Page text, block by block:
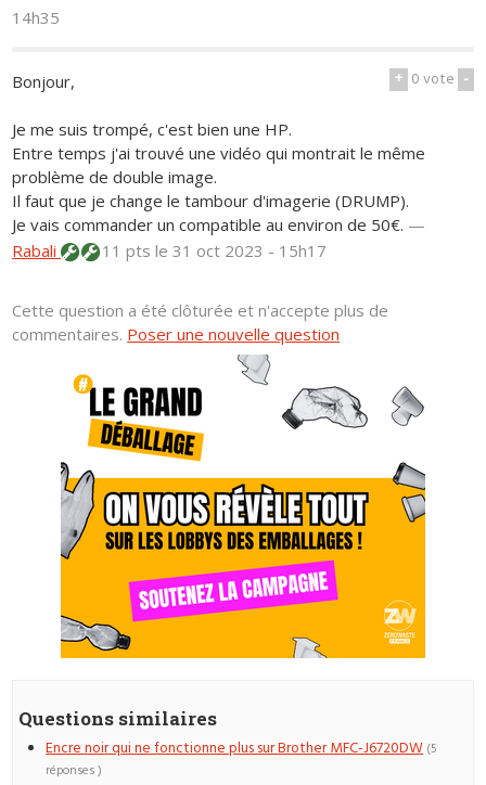
14h35
+ 0vote -
Bonjour,
Je me suis trompé, c'est bien une HP.
Entre temps j'ai trouvé une vidéo qui montrait le même
problème de double image.
Il faut que je change le tambour d'imagerie (DRUMP).
Je vais commander un compatible au environ de 50€. —
Rabali
11 ptsle 31 oct 2023 - 15h17
Cette question a été clôturée et n'accepte plus de
commentaires. Poser une nouvelle question
Questions similaires
Encre noir qui ne fonctionne plus sur Brother MFC-J6720DW (5
réponses )